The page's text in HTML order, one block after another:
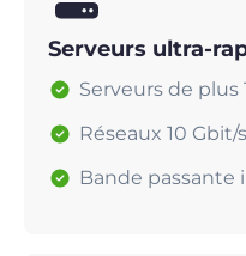
Serveurs ultra-
Serveurs de plus
Réseaux 10 Gbit/s
Bande passante